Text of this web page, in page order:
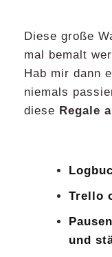
Diese große
mal bemalt
Hab mir dann
niemals
diese Regale
Trello
und